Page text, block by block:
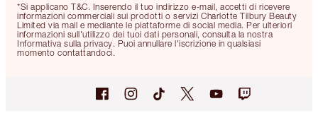
*Si applicano T&C. Inserendo il tuo indirizzo e-mail, accetti di ricevere
informazioni commerciali sui prodotti o servizi Charlotte Tilbury Beauty
Limited via mail e mediante le piattaforme di social media. Per ulteriori
informazioni sull'utilizzo dei tuoi dati personali, consulta la nostra
Informativa sulla privacy. Puoi annullare l'iscrizione in qualsiasi
momento contattandoci.